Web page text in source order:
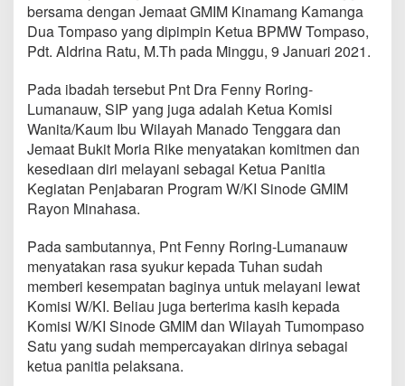
K
e
t
u
P
a
n
i
t
i
a
j
a
b
a
r
a
n
bersama dengan Jemaat GMIM Kinamang Kamanga
Dua Tompaso yang dipimpin Ketua BPMW Tompaso,
Pdt. Aldrina Ratu, M.Th pada Minggu, 9 Januari 2021.
Pada ibadah tersebut Pnt Dra Fenny Roring-
Lumanauw, SIP yang juga adalah Ketua Komisi
Wanita/Kaum Ibu Wilayah Manado Tenggara dan
Jemaat Bukit Moria Rike menyatakan komitmen dan
kesediaan diri melayani sebagai Ketua Panitia
Kegiatan Penjabaran Program W/KI Sinode GMIM
Rayon Minahasa.
Pada sambutannya, Pnt Fenny Roring-Lumanauw
menyatakan rasa syukur kepada Tuhan sudah
memberi kesempatan baginya untuk melayani lewat
Komisi W/KI. Beliau juga berterima kasih kepada
Komisi W/KI Sinode GMIM dan Wilayah Tumompaso
Satu yang sudah mempercayakan dirinya sebagai
ketua panitia pelaksana.